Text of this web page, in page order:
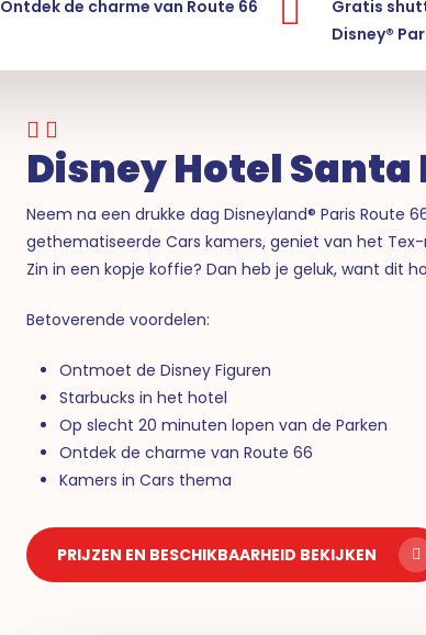
Ontdek de charme van Route 66
Gratis
Disney®
Disney Hotel Santa
Neem na een drukke dag Disneyland® Paris Route
gethematiseerde Cars kamers, geniet van het
Zin in een kopje koffie? Dan heb je geluk, want dit
Betoverende voordelen:
Ontmoet de Disney Figuren
Starbucks in het hotel
Op slecht 20 minuten lopen van de Parken
Ontdek de charme van Route 66
Kamers in Cars thema
PRIJZEN EN BESCHIKBAARHEID BEKIJKEN